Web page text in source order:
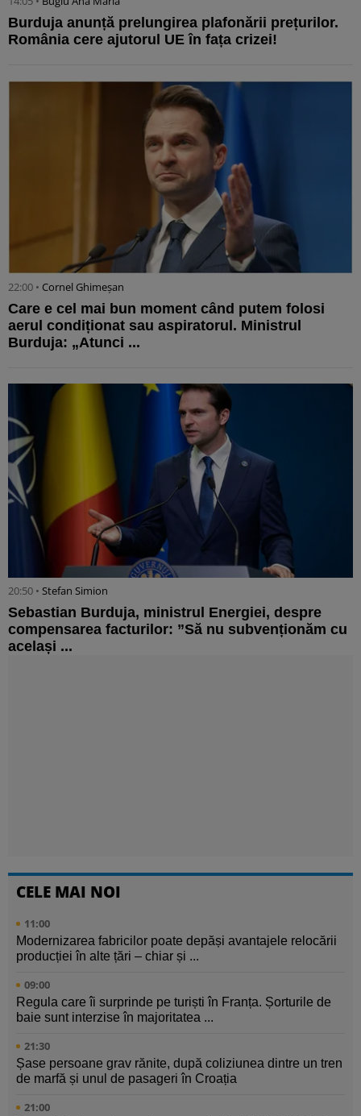
Burduja anunță prelungirea plafonării prețurilor.
România cere ajutorul UE în fața crizei!
22:00 • Cornel Ghimeșan
Care e cel mai bun moment când putem folosi
aerul condiționat sau aspiratorul. Ministrul
Burduja: „Atunci ...
20:50 • Stefan Simion
Sebastian Burduja, ministrul Energiei, despre
compensarea facturilor: ”Să nu subvenționăm cu
același ...
CELE MAI NOI
11:00
Modernizarea fabricilor poate depăși avantajele relocării
producției în alte țări – chiar și ...
09:00
Regula care îi surprinde pe turiști în Franța. Șorturile de
baie sunt interzise în majoritatea ...
21:30
Șase persoane grav rănite, după coliziunea dintre un tren
de marfă și unul de pasageri în Croația
21:00